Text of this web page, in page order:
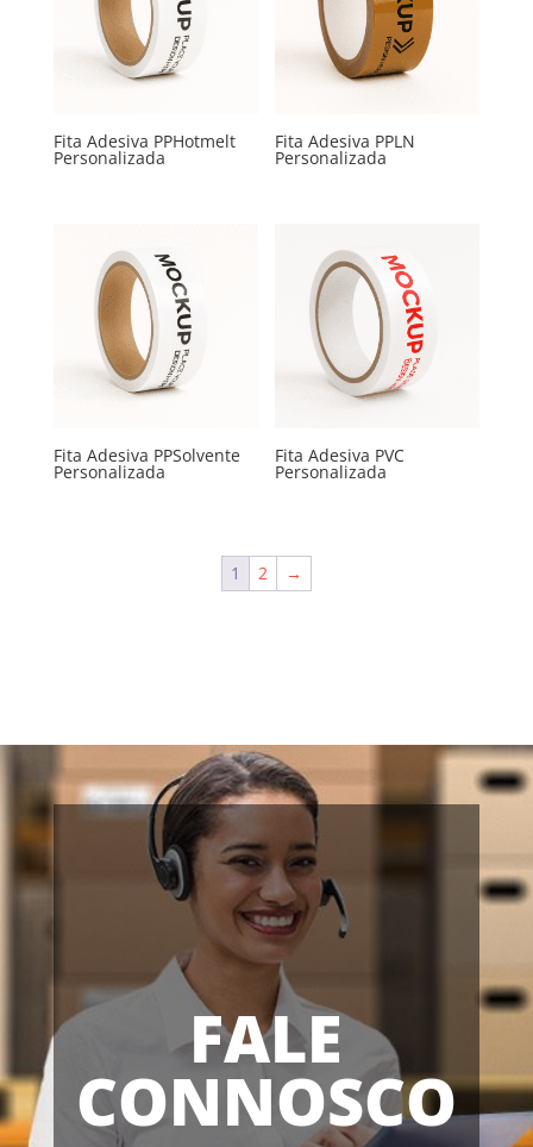
Fita Adesiva PPHotmelt
Personalizada
Fita Adesiva PPLN
Personalizada
Fita Adesiva PPSolvente
Personalizada
Fita Adesiva PVC
Personalizada
1 2 →
FALE
CONNOSCO